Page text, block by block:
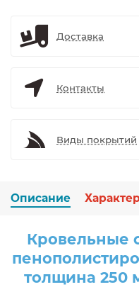
Доставка
Контакты
Виды покрытий
Описание
Кровельные
толщина 250